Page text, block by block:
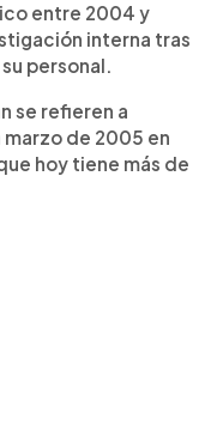
entre 2004 y
interna tras
personal.
se refieren a
de 2005 en
hoy tiene más de